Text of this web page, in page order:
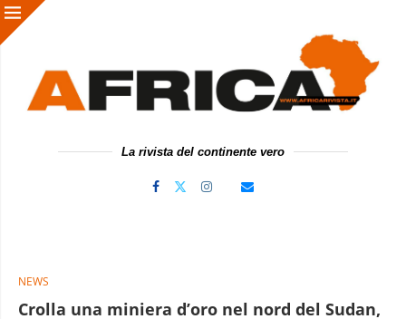
La rivista del continente vero
NEWS
Crolla una miniera d’oro nel nord del Sudan,